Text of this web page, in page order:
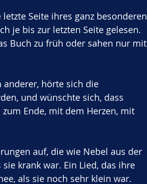
Seite ihres ganz besonderen
je bis zur letzten Seite gelesen.
Buch zu früh oder sahen nur mit
anderer, hörte sich die
und wünschte sich, dass
Ende, mit dem Herzen, mit
auf, die wie Nebel aus der
krank war. Ein Lied, das ihre
als sie noch sehr klein war.